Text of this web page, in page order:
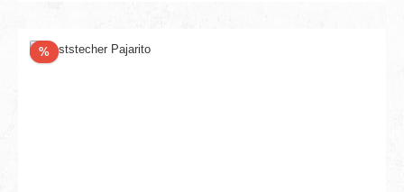
%Rabatt